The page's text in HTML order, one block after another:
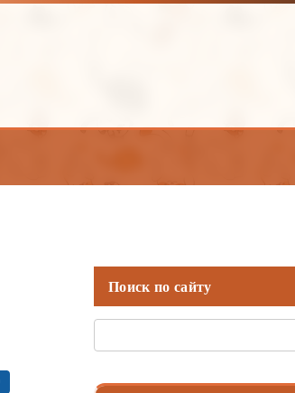
Поиск по сайту